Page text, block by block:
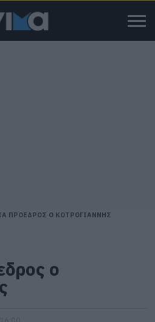
ΠΡΟΕΔΡΟΣ Ο ΚΟΤΡΟΓΙΑΝΝΗΣ
ο